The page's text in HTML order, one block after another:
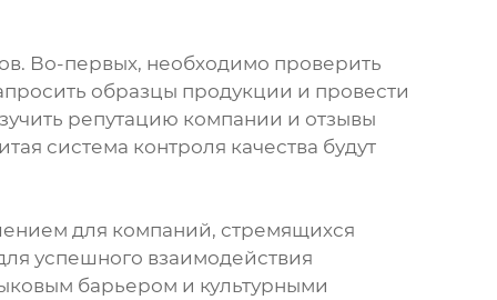
Во-первых, необходимо проверить
образцы продукции и провести
репутацию компании и отзывы
система контроля качества будут
для компаний, стремящихся
успешного взаимодействия
барьером и культурными